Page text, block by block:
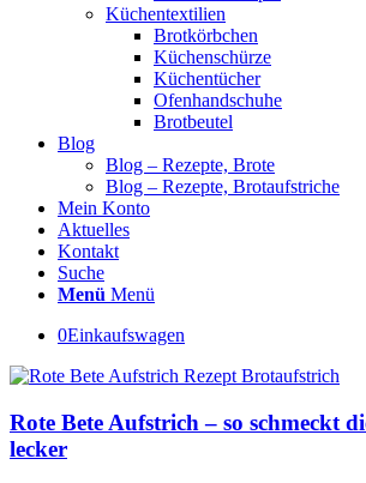
Küchentextilien
Brotkörbchen
Küchenschürze
Küchentücher
Ofenhandschuhe
Brotbeutel
Blog
Blog – Rezepte, Brote
Blog – Rezepte, Brotaufstriche
Mein Konto
Aktuelles
Kontakt
Suche
Menü Menü
0Einkaufswagen
Rote Bete Aufstrich – so schmeckt
lecker